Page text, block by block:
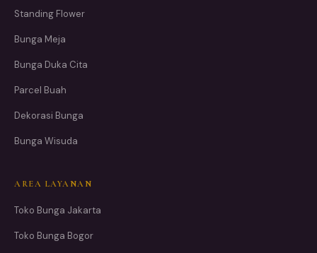
Standing Flower
Bunga Meja
Bunga Duka Cita
Parcel Buah
Dekorasi Bunga
Bunga Wisuda
AREA LAYANAN
Toko Bunga Jakarta
Toko Bunga Bogor